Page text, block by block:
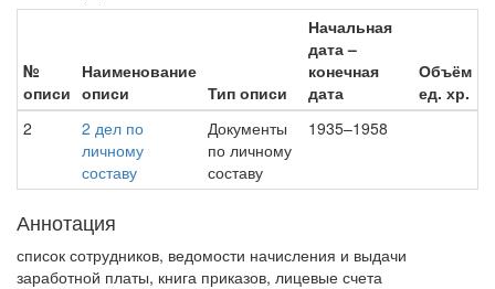
№
описи
Наименование
описи
Тип описи
Начальная
дата –
конечная
дата
Объём
ед. хр.
2
2 дел по
личному
составу
Документы
по личному
составу
1935–1958
Аннотация
список сотрудников, ведомости начисления и выдачи
заработной платы, книга приказов, лицевые счета